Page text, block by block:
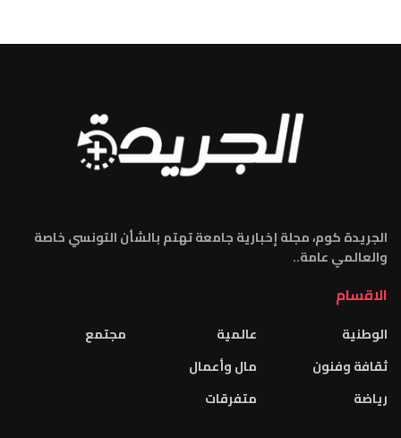
الجريدة كوم، مجلة إخبارية جامعة تهتم بالشأن التونسي خاصة
والعالمي عامة..
الاقسام
الوطنية
ثقافة وفنون
رياضة
عالمية
مال وأعمال
متفرقات
مجتمع